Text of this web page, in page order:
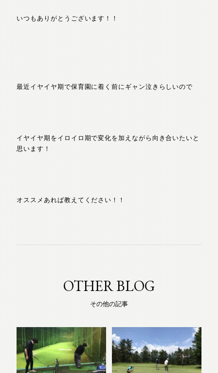
いつもありがとうございます！！
最近イヤイヤ期で保育園に着く前にギャン泣きらしいので
イヤイヤ期をイロイロ期で変化を加えながら向き合いたいと
思います！
オススメあれば教えてください！！
OTHER BLOG
その他の記事